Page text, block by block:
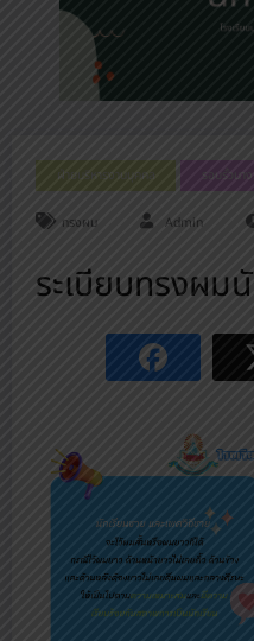
ฝ่ายบริหารงานบุคคล รอบรั้วนา
ทรงผม Admin
ระเบียบทรงผม